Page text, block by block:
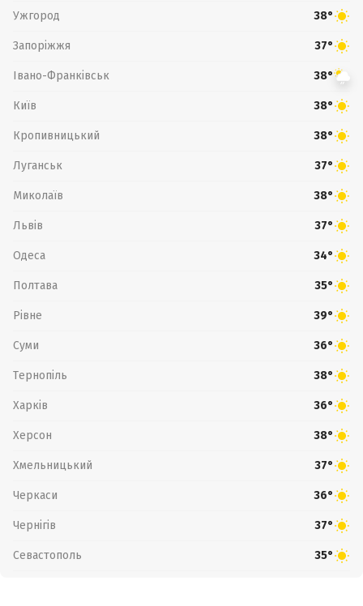
Ужгород 38°
Запоріжжя 37°
Івано-Франківськ 38°
Київ 38°
Кропивницький 38°
Луганськ 37°
Миколаїв 38°
Львів 37°
Одеса 34°
Полтава 35°
Рівне 39°
Суми 36°
Тернопіль 38°
Харків 36°
Херсон 38°
Хмельницький 37°
Черкаси 36°
Чернігів 37°
Севастополь 35°